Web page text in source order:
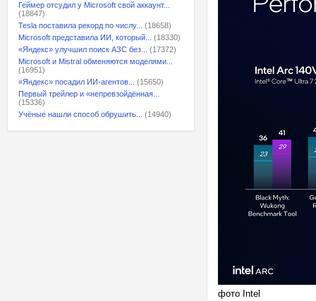
Геймер отсудил у Microsoft свой аккаунт...
(18847)
Tesla поставила рекорд по числу...
(18658)
Microsoft представила ИИ, который...
(18330)
«Яндекс» улучшил поиск АЗС без...
(17372)
Microsoft и Mistral обменяются моделями...
(16951)
«Яндекс» посадил ИИ-агентов...
(15650)
Первый трейлер и «непревзойдённая...
(15336)
Учёные нашли способ обрушить...
(14940)
фото Intel